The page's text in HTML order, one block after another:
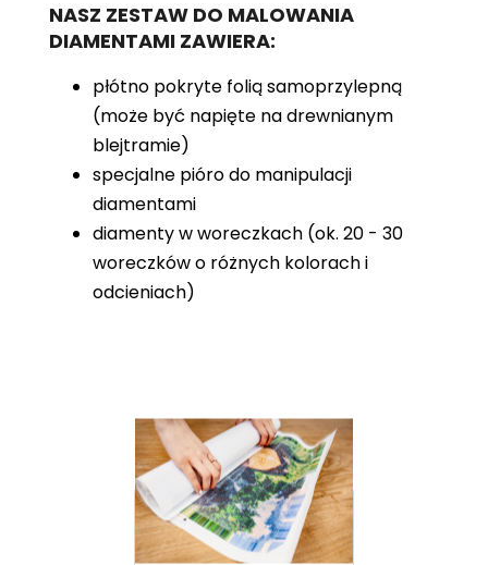
NASZ ZESTAW DO MALOWANIA
DIAMENTAMI ZAWIERA:
płótno pokryte folią samoprzylepną
(może być napięte na drewnianym
blejtramie)
specjalne pióro do manipulacji
diamentami
diamenty w woreczkach (ok. 20 - 30
woreczków o różnych kolorach i
odcieniach)